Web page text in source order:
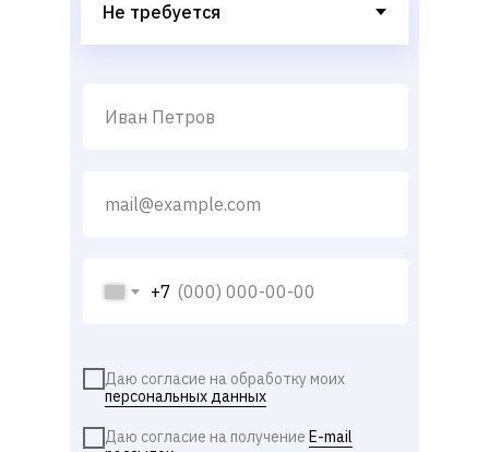
+7
Даю согласие на обработку моих
персональных данных
Даю согласие на получение E-mail